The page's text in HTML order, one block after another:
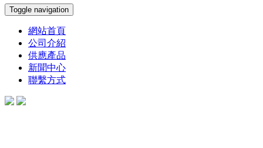
Toggle navigation
網站首頁
公司介紹
供應產品
新聞中心
聯繫方式